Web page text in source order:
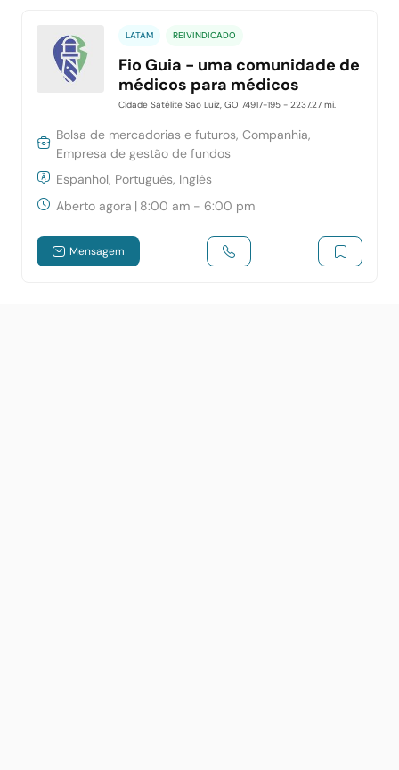
LATAM REIVINDICADO
Fio Guia - uma comunidade de
médicos para médicos
Cidade Satélite São Luiz, GO 74917-195 - 2237.27 mi.
Bolsa de mercadorias e futuros, Companhia,
Empresa de gestão de fundos
Espanhol, Português, Inglês
Aberto agora | 8:00 am - 6:00 pm
Mensagem